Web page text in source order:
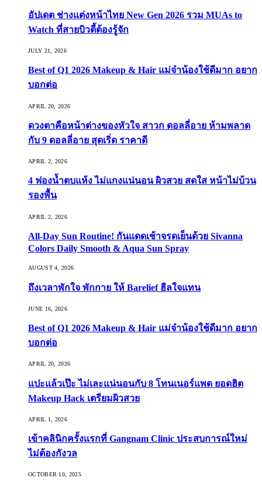
อัปเดต ช่างแต่งหน้าไทย New Gen 2026 รวม MUAs to
Watch ที่สายบิวตี้ต้องรู้จัก
JULY 21, 2026
Best of Q1 2026 Makeup & Hair แม่จ๋าน้องใช้ดีมาก อยาก
บอกต่อ
APRIL 20, 2026
ดวงตาคือหน้าต่างของหัวใจ สาวก ดอลลี่อาย ห้ามพลาด
กับ 9 ดอลลี่อาย สุดเริ่ด ราคาดี
APRIL 2, 2026
4 ฟองน้ำตบแห้ง ไม่แกงแน่นอน ผิวสวย สดใส หน้าไม่บ้วน
รองพื้น
APRIL 2, 2026
All-Day Sun Routine! กันแดดเช้าจรดเย็นด้วย Sivanna
Colors Daily Smooth & Aqua Sun Spray
AUGUST 4, 2026
ถึงเวลาพักใจ พักกาย ให้ Barelief ฮีลใจแทน
JUNE 16, 2026
Best of Q1 2026 Makeup & Hair แม่จ๋าน้องใช้ดีมาก อยาก
บอกต่อ
APRIL 20, 2026
แปะแล้วเป๊ะ ไม่เละแน่นอนกับ 8 โทนเนอร์แพด ยอดฮิต
Makeup Hack เตรียมผิวสวย
APRIL 1, 2026
เข้าคลินิกครั้งแรกที่ Gangnam Clinic ประสบการณ์ใหม่
ไม่ต้องกังวล
OCTOBER 10, 2025